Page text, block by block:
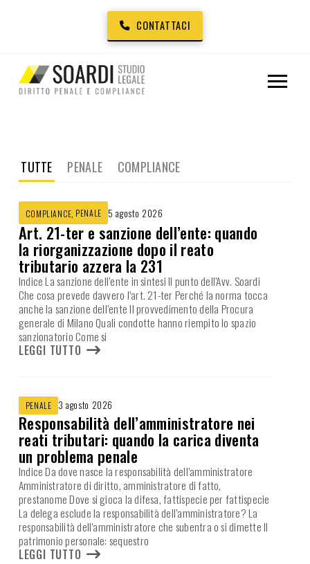
CONTATTACI
TUTTE PENALE COMPLIANCE
COMPLIANCE, PENALE 5 agosto 2026
Art. 21-ter e sanzione dell’ente: quando
la riorganizzazione dopo il reato
tributario azzera la 231
Indice La sanzione dell’ente in sintesi Il punto dell’Avv. Soardi
Che cosa prevede davvero l’art. 21-ter Perché la norma tocca
anche la sanzione dell’ente Il provvedimento della Procura
generale di Milano Quali condotte hanno riempito lo spazio
sanzionatorio Come si
LEGGI TUTTO
PENALE 3 agosto 2026
Responsabilità dell’amministratore nei
reati tributari: quando la carica diventa
un problema penale
Indice Da dove nasce la responsabilità dell’amministratore
Amministratore di diritto, amministratore di fatto,
prestanome Dove si gioca la difesa, fattispecie per fattispecie
La delega esclude la responsabilità dell’amministratore? La
responsabilità dell’amministratore che subentra o si dimette Il
patrimonio personale: sequestro
LEGGI TUTTO